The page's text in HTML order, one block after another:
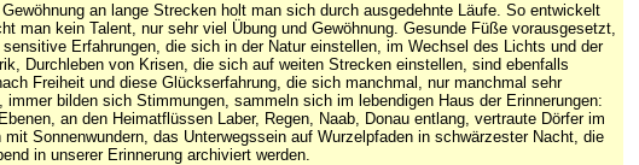
an lange Strecken holt man sich durch ausgedehnte Läufe. So entwickelt
man kein Talent, nur sehr viel Übung und Gewöhnung. Gesunde Füße vorausgesetzt,
Erfahrungen, die sich in der Natur einstellen, im Wechsel des Lichts und der
Durchleben von Krisen, die sich auf weiten Strecken einstellen, sind ebenfalls
Freiheit und diese Glückserfahrung, die sich manchmal, nur manchmal sehr
bilden sich Stimmungen, sammeln sich im lebendigen Haus der Erinnerungen:
an den Heimatflüssen Laber, Regen, Naab, Donau entlang, vertraute Dörfer im
Sonnenwundern, das Unterwegssein auf Wurzelpfaden in schwärzester Nacht, die
in unserer Erinnerung archiviert werden.